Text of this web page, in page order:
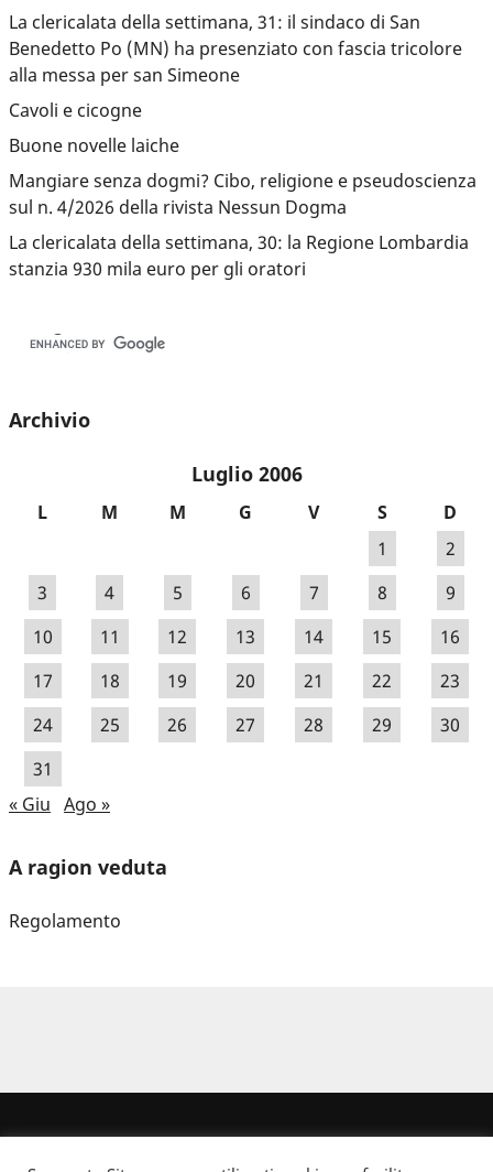
La clericalata della settimana, 31: il sindaco di San
Benedetto Po (MN) ha presenziato con fascia tricolore
alla messa per san Simeone
Cavoli e cicogne
Buone novelle laiche
Mangiare senza dogmi? Cibo, religione e pseudoscienza
sul n. 4/2026 della rivista Nessun Dogma
La clericalata della settimana, 30: la Regione Lombardia
stanzia 930 mila euro per gli oratori
Archivio
Luglio 2006
L M M G V S
D
1
2
3
4 5 6 7 8
9
10
11 12 13 14 15
16
17
18 19 20 21 22
23
24
25 26 27 28 29
30
31
« Giu Ago »
A ragion veduta
Regolamento